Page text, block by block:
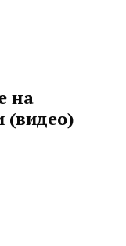
на
(видео)